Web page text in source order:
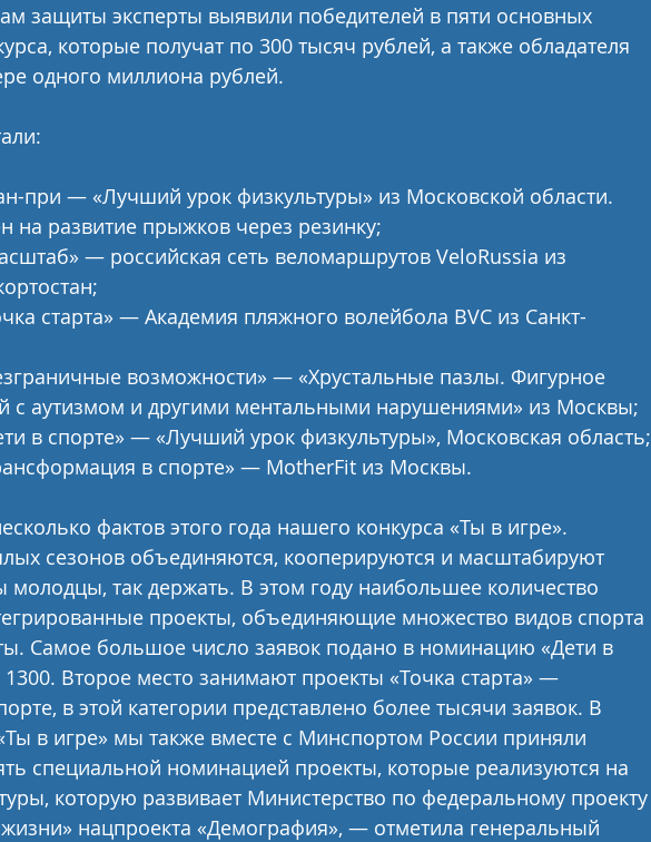
защиты эксперты выявили победителей в пяти основных
которые получат по 300 тысяч рублей, а также обладателя
одного миллиона рублей.
при — «Лучший урок физкультуры» из Московской области.
на развитие прыжков через резинку;
— российская сеть веломаршрутов VeloRussia из
старта» — Академия пляжного волейбола BVC из Санкт-
возможности» — «Хрустальные пазлы. Фигурное
с аутизмом и другими ментальными нарушениями» из Москвы;
в спорте» — «Лучший урок физкультуры», Московская область;
в спорте» — MotherFit из Москвы.
фактов этого года нашего конкурса «Ты в игре».
сезонов объединяются, кооперируются и масштабируют
молодцы, так держать. В этом году наибольшее количество
проекты, объединяющие множество видов спорта
Самое большое число заявок подано в номинацию «Дети в
Второе место занимают проекты «Точка старта» —
в этой категории представлено более тысячи заявок. В
в игре» мы также вместе с Минспортом России приняли
специальной номинацией проекты, которые реализуются на
которую развивает Министерство по федеральному проекту
нацпроекта «Демография», — отметила генеральный